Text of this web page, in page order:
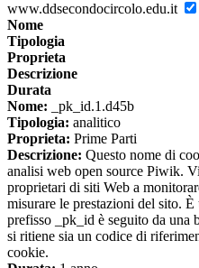
www.ddsecondocircolo.edu.it
Nome
Tipologia
Proprieta
Descrizione
Durata
Nome: _pk_id.1.d45b
Tipologia: analitico
Proprieta: Prime Parti
Descrizione: Questo nome di
analisi web open source Piwik.
proprietari di siti Web a
misurare le prestazioni del sito.
prefisso _pk_id è seguito da una
si ritiene sia un codice di
cookie.